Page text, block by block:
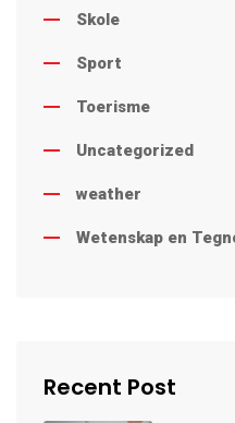
Skole
Sport
Toerisme
Uncategorized
weather
Wetenskap en
Recent Post